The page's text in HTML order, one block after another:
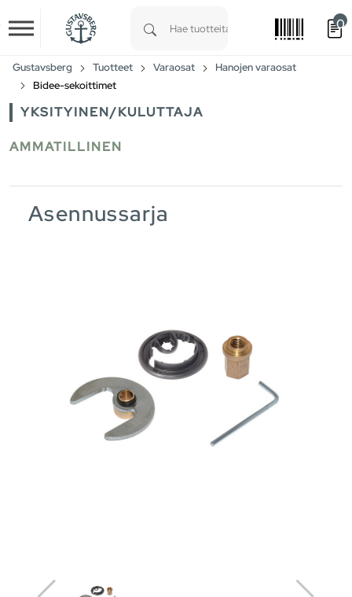
Skip to main content
0
Gustavsberg Tuotteet Varaosat
Hanojen varaosat
Bidee-sekoittimet
YKSITYINEN/KULUTTAJA
AMMATILLINEN
Asennussarja